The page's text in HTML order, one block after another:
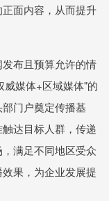
面内容，从而提升
布且预算允许的情
媒体+区域媒体"的
门户奠定传播基
达目标人群，传递
满足不同地区受众
果，为企业发展提